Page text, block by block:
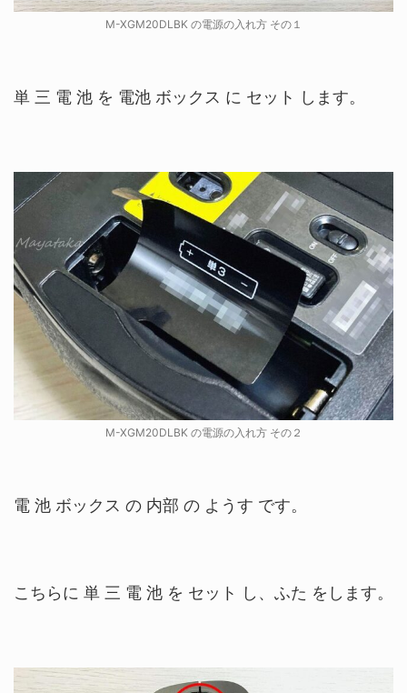
M-XGM20DLBK の電源の入れ方 その１
単 三 電 池 を 電池 ボックス に セット します。
M-XGM20DLBK の電源の入れ方 その２
電 池 ボックス の 内部 の ようす です。
こちらに 単 三 電 池 を セット し、ふた をします。